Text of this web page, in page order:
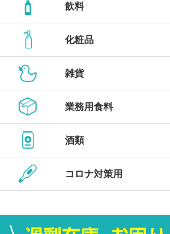
飲料
化粧品
雑貨
業務用食料
酒類
コロナ対策用